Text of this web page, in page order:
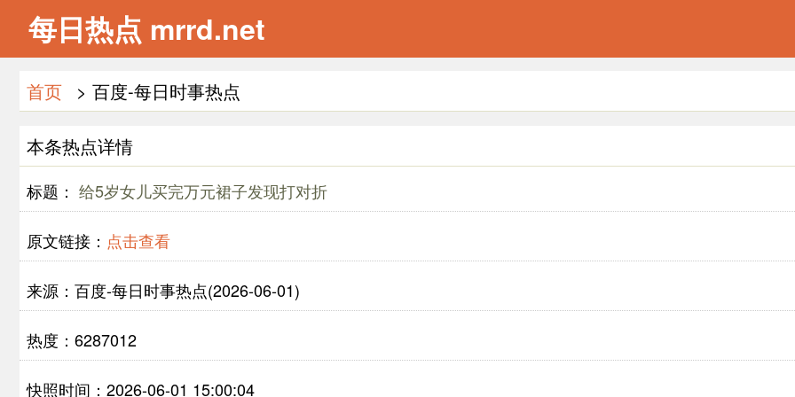
每日热点 mrrd.net
首页 > 百度-每日时事热点
本条热点详情
标题： 给5岁女儿买完万元裙子发现打对折
原文链接： 点击查看
来源：百度-每日时事热点(2026-06-01)
热度：6287012
快照时间：2026-06-01 15:00:04